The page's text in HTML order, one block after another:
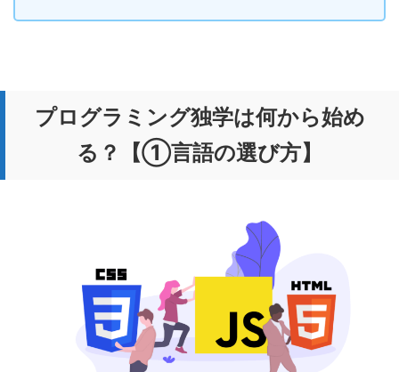
プログラミング独学は何から始め
る？【①言語の選び方】